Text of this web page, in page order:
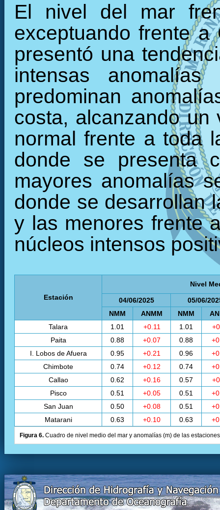
El nivel del mar
exceptuando frente
presentó una
intensas
predominan
costa, alcanzando
normal frente a toda
donde se presenta
mayores anomalías
donde se desarrollan
y las menores frente
núcleos intensos
Estación
Nivel
04/06/2025
05/06/
NMM
ANMM NMM
Talara
1.01 +0.11 1.01
Paita
0.88 +0.07 0.88
I. Lobos de Afuera
0.95 +0.21 0.96
Chimbote
0.74 +0.12 0.74
Callao
0.62 +0.16 0.57
Pisco
0.51 +0.05 0.51
San Juan
0.50 +0.08 0.51
Matarani
0.63 +0.10 0.63
Figura 6. Cuadro de nivel medio del mar y anomalías (m) de las